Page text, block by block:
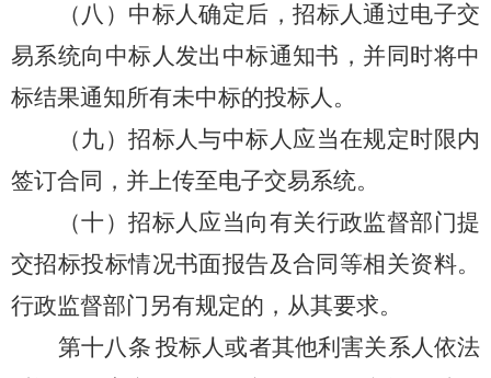
（八）中标人确定后，招标人通过电子交
易系统向中标人发出中标通知书，并同时将中
标结果通知所有未中标的投标人。
（九）招标人与中标人应当在规定时限内
签订合同，并上传至电子交易系统。
（十）招标人应当向有关行政监督部门提
交招标投标情况书面报告及合同等相关资料。
行政监督部门另有规定的，从其要求。
第十八条 投标人或者其他利害关系人依法